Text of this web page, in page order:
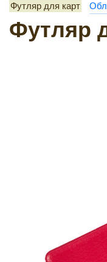
Футляр для карт
Футляр